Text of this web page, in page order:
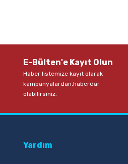
E-Bülten'e Kayıt Olun
Haber listemize kayıt olarak
kampanyalardan,haberdar
olabilirsiniz.
Yardım